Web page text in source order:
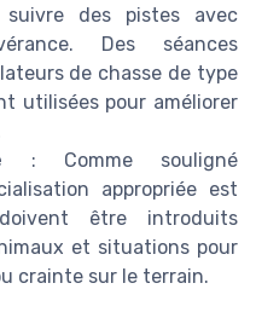
des pistes avec
Des séances
de chasse de type
utilisées pour améliorer
: Comme souligné
appropriée est
être introduits
et situations pour
crainte sur le terrain.